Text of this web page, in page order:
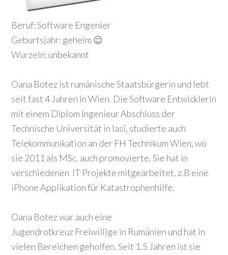
Beruf: Software Engenier
Geburtsjahr: geheim 😉
Wurzeln: unbekannt
Oana Botez ist rumänische Staatsbürgerin und lebt
seit fast 4 Jahren in Wien. Die Software Entwicklerin
mit einem Diplom Ingenieur Abschluss der
Technische Universität in Iasi, studierte auch
Telekommunikation an der FH Technikum Wien, wo
sie 2011 als MSc. auch promovierte. Sie hat in
verschiedenen IT Projekte mitgearbeitet, z.B eine
iPhone Applikation für Katastrophenhilfe.
Oana Botez war auch eine
Jugendrotkreuz Freiwillige in Rumänien und hat in
vielen Bereichen geholfen. Seit 1.5 Jahren ist sie